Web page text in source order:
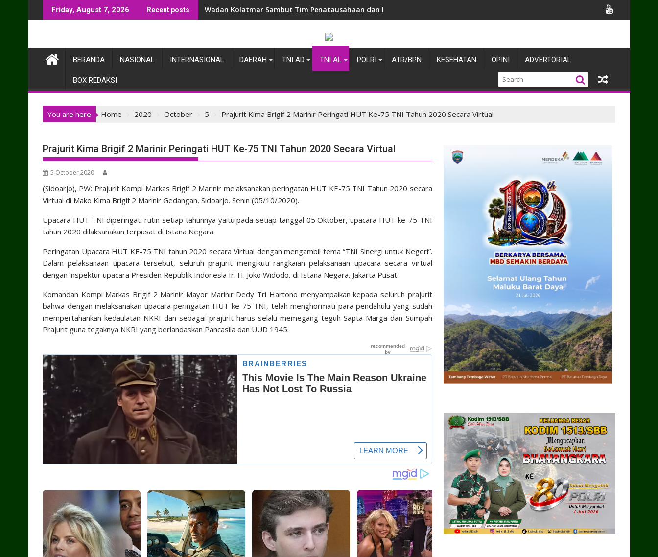
to
Friday, August 7, 2026 Recent posts Wadan Kolatmar Sambut Tim Penatausahaan dan Pemanfaatan BMN Itjen Kemhan
BERANDA NASIONAL INTERNASIONAL DAERAH TNI AD TNI AL POLRI ATR/BPN KESEHATAN OPINI ADVERTORIAL
BOX REDAKSI
You are here Home 2020 October 5 Prajurit Kima Brigif 2 Marinir Peringati HUT Ke-75 TNI Tahun 2020 Secara Virtual
Prajurit Kima Brigif 2 Marinir Peringati HUT Ke-75 TNI Tahun 2020 Secara Virtual
5 October 2020
(Sidoarjo), PW: Prajurit Kompi Markas Brigif 2 Marinir melaksanakan peringatan HUT KE-75 TNI Tahun 2020 secara
Virtual di Mako Kima Brigif 2 Marinir Gedangan, Sidoarjo. Senin (05/10/2020).
Upacara HUT TNI diperingati rutin setiap tahunnya yaitu pada setiap tanggal 05 Oktober, upacara HUT ke-75 TNI
tahun 2020 dilaksanakan terpusat di Istana Negara.
Peringatan Upacara HUT KE-75 TNI tahun 2020 secara Virtual dengan mengambil tema “TNI Sinergi untuk Negeri”.
Dalam pelaksanaan upacara tersebut, seluruh prajurit mengikuti rangkaian pelaksanaan upacara secara virtual
dengan inspektur upacara Presiden Republik Indonesia Ir. H. Joko Widodo, di Istana Negara, Jakarta Pusat.
Komandan Kompi Markas Brigif 2 Marinir Mayor Marinir Dedy Tri Hartono menyampaikan kepada seluruh prajurit
bahwa dengan melaksanakan upacara peringatan HUT ke-75 TNI, telah menghormati para pendahulu yang sudah
mempertahankan kedaulatan NKRI dan sebagai prajurit harus selalu memegang teguh Sapta Marga dan Sumpah
Prajurit guna tegaknya NKRI yang berlandaskan Pancasila dan UUD 1945.